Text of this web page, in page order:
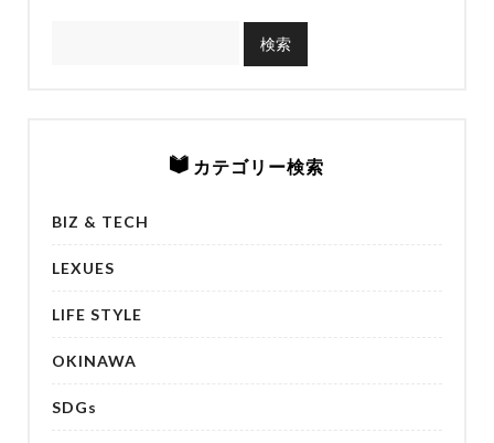
カテゴリー検索
BIZ & TECH
LEXUES
LIFE STYLE
OKINAWA
SDGs